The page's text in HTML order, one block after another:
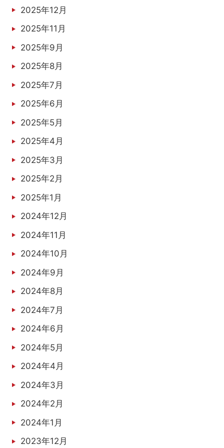
2025年12月
2025年11月
2025年9月
2025年8月
2025年7月
2025年6月
2025年5月
2025年4月
2025年3月
2025年2月
2025年1月
2024年12月
2024年11月
2024年10月
2024年9月
2024年8月
2024年7月
2024年6月
2024年5月
2024年4月
2024年3月
2024年2月
2024年1月
2023年12月